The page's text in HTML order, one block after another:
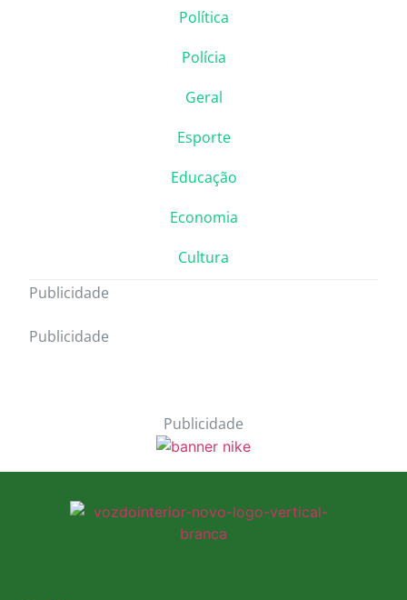
Política
Polícia
Geral
Esporte
Educação
Economia
Cultura
Publicidade
Publicidade
Publicidade